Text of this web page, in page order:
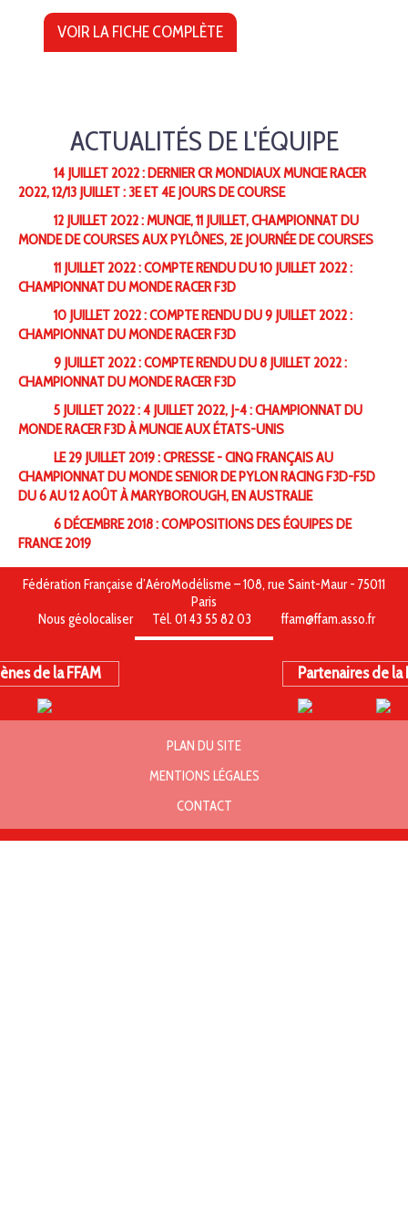
VOIR LA FICHE COMPLÈTE
ACTUALITÉS DE L'ÉQUIPE
14 JUILLET 2022 : DERNIER CR MONDIAUX MUNCIE RACER
2022, 12/13 JUILLET : 3E ET 4E JOURS DE COURSE
12 JUILLET 2022 : MUNCIE, 11 JUILLET, CHAMPIONNAT DU
MONDE DE COURSES AUX PYLÔNES, 2E JOURNÉE DE COURSES
11 JUILLET 2022 : COMPTE RENDU DU 10 JUILLET 2022 :
CHAMPIONNAT DU MONDE RACER F3D
10 JUILLET 2022 : COMPTE RENDU DU 9 JUILLET 2022 :
CHAMPIONNAT DU MONDE RACER F3D
9 JUILLET 2022 : COMPTE RENDU DU 8 JUILLET 2022 :
CHAMPIONNAT DU MONDE RACER F3D
5 JUILLET 2022 : 4 JUILLET 2022, J-4 : CHAMPIONNAT DU
MONDE RACER F3D À MUNCIE AUX ÉTATS-UNIS
LE 29 JUILLET 2019 : CPRESSE - CINQ FRANÇAIS AU
CHAMPIONNAT DU MONDE SENIOR DE PYLON RACING F3D-F5D
DU 6 AU 12 AOÛT À MARYBOROUGH, EN AUSTRALIE
6 DÉCEMBRE 2018 : COMPOSITIONS DES ÉQUIPES DE
FRANCE 2019
Fédération Française d’AéroModélisme – 108, rue Saint-Maur - 75011
Paris
Nous géolocaliser
Tél. 01 43 55 82 03 ffam@ffam.asso.fr
de la FFAM Partenaires de la
PLAN DU SITE
MENTIONS LÉGALES
CONTACT